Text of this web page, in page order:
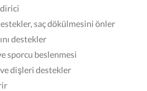
saç dökülmesini önler
destekler
sporcu beslenmesi
ve dişleri destekler